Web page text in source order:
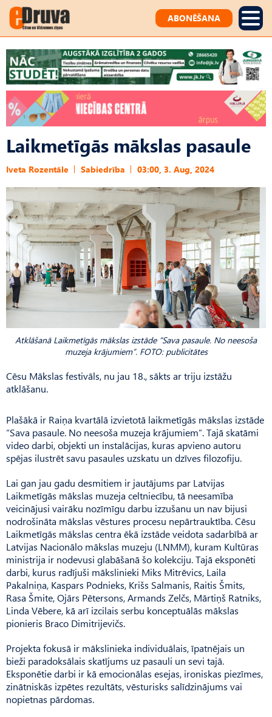
ABONĒŠANA
Laikmetīgās mākslas pasaule
Iveta Rozentāle Sabiedrība 03:00, 3. Aug, 2024
Atklāšanā Laikmetīgās mākslas izstāde “Sava pasaule. No neesoša
muzeja krājumiem”. FOTO: publicitātes
Cēsu Mākslas festivāls, nu jau 18., sākts ar triju izstāžu
atklāšanu.
Plašākā ir Raiņa kvartālā izvietotā laikmetīgās mākslas izstāde
“Sava pasaule. No neesoša muzeja krājumiem”. Tajā skatāmi
video darbi, objekti un instalācijas, kuras apvieno autoru
spējas ilustrēt savu pasaules uzskatu un dzīves filozofiju.
Lai gan jau gadu desmitiem ir jautājums par Latvijas
Laikmetī­gās mākslas muzeja celtniecību, tā neesamība
veicinājusi vairāku nozīmīgu darbu izzušanu un nav bijusi
nodrošināta mākslas vēstures procesu nepārtrauktība. Cēsu
Laikmetīgās mākslas centra ēkā izstāde veidota sadarbībā ar
Latvijas Nacionālo mākslas muzeju (LNMM), kuram Kultūras
ministrija ir nodevusi glabāšanā šo kolekciju. Tajā eksponēti
darbi, kurus radījuši mākslinieki Miks Mitrēvics, Laila
Pakalniņa, Kas­pars Podnieks, Krišs Salmanis, Raitis Šmits,
Rasa Šmite, Ojārs Pētersons, Armands Zelčs, Mārtiņš Ratniks,
Linda Vēbere, kā arī izcilais serbu konceptuālās mākslas
pionieris Braco Di­mitrijevičs.
Projekta fokusā ir mākslinieka individuālais, īpatnējais un
bieži paradoksālais skatījums uz pasauli un sevi tajā.
Eksponētie darbi ir kā emocionālas esejas, ironiskas piezīmes,
zinātniskās izpētes rezultāts, vēsturisks salīdzinājums vai
nopietnas pārdomas.